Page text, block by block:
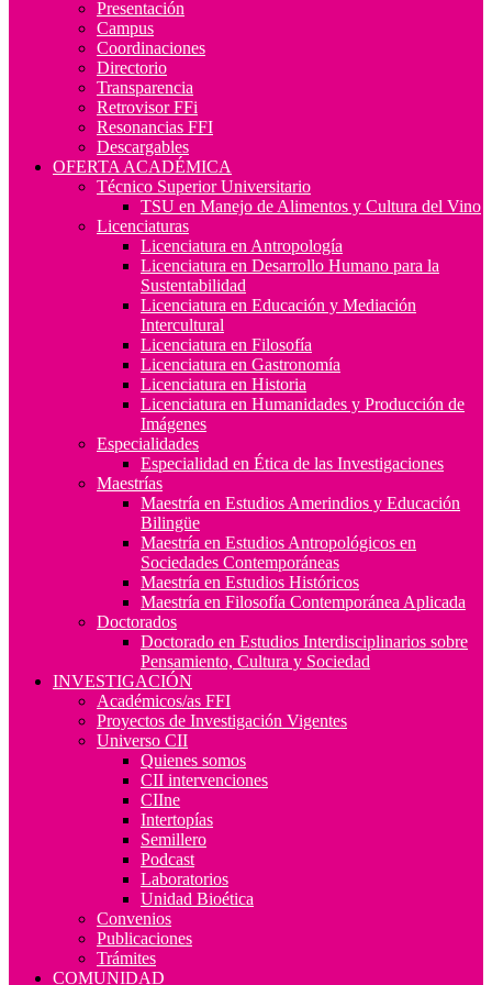
Presentación
Campus
Coordinaciones
Directorio
Transparencia
Retrovisor FFi
Resonancias FFI
Descargables
OFERTA ACADÉMICA
Técnico Superior Universitario
TSU en Manejo de Alimentos y Cultura del Vino
Licenciaturas
Licenciatura en Antropología
Licenciatura en Desarrollo Humano para la
Sustentabilidad
Licenciatura en Educación y Mediación
Intercultural
Licenciatura en Filosofía
Licenciatura en Gastronomía
Licenciatura en Historia
Licenciatura en Humanidades y Producción de
Imágenes
Especialidades
Especialidad en Ética de las Investigaciones
Maestrías
Maestría en Estudios Amerindios y Educación
Bilingüe
Maestría en Estudios Antropológicos en
Sociedades Contemporáneas
Maestría en Estudios Históricos
Maestría en Filosofía Contemporánea Aplicada
Doctorados
Doctorado en Estudios Interdisciplinarios sobre
Pensamiento, Cultura y Sociedad
INVESTIGACIÓN
Académicos/as FFI
Proyectos de Investigación Vigentes
Universo CII
Quienes somos
CII intervenciones
CIIne
Intertopías
Semillero
Podcast
Laboratorios
Unidad Bioética
Convenios
Publicaciones
Trámites
COMUNIDAD